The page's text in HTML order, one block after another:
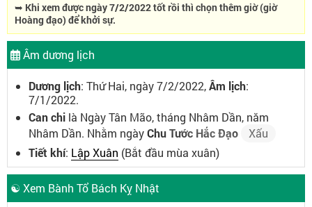
➥ Khi xem được ngày 7/2/2022 tốt rồi thì chọn thêm giờ (giờ
Hoàng đạo) để khởi sự.
Âm dương lịch
Dương lịch: Thứ Hai, ngày 7/2/2022,Âm lịch:
7/1/2022.
Can chi là Ngày Tân Mão, tháng Nhâm Dần, năm
Nhâm Dần. Nhằm ngàyChu Tước Hắc Đạo
Xấu
Tiết khí: Lập Xuân (Bắt đầu mùa xuân)
☯ Xem Bành Tổ Bách Kỵ Nhật